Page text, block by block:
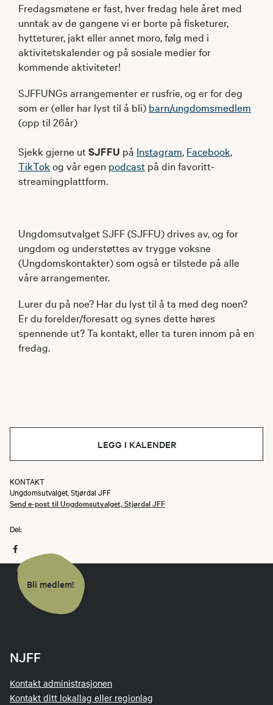
Fredagsmøtene er fast, hver fredag hele året med
unntak av de gangene vi er borte på fisketurer,
hytteturer, jakt eller annet moro, følg med i
aktivitetskalender og på sosiale medier for
kommende aktiviteter!
SJFFUNGs arrangementer er rusfrie, og er for deg
som er (eller har lyst til å bli) barn/ungdomsmedlem
(opp til 26år)
Sjekk gjerne utSJFFU på Instagram, Facebook,
TikTok og vår egen podcast på din favoritt-
streamingplattform.
Ungdomsutvalget SJFF (SJFFU) drives av, og for
ungdom og understøttes av trygge voksne
(Ungdomskontakter) som også er tilstede på alle
våre arrangementer.
Lurer du på noe? Har du lyst til å ta med deg noen?
Er du forelder/foresatt og synes dette høres
spennende ut? Ta kontakt, eller ta turen innom på en
fredag.
LEGG I KALENDER
KONTAKT
Ungdomsutvalget, Stjørdal JFF
Send e-post til Ungdomsutvalget, Stjørdal JFF
Del:
Bli medlem!
NJFF
Kontakt administrasjonen
Kontakt ditt lokallag eller regionlag